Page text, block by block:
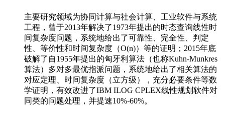
主要研究领域为协同计算与社会计算、工业软件与系统
工程，曾于2013年解决了1973年提出的时态查询线性时
间复杂度问题，系统地给出了可靠性、完全性、判定
性、等价性和时间复杂度（O(n)）等的证明；2015年底
破解了自1955年提出的匈牙利算法（也称Kuhn-Munkres
算法）多对多最优指派问题，系统地给出了相关算法的
对应定理、时间复杂度（立方级），充分必要条件等数
学证明，有效改进了IBM ILOG CPLEX线性规划软件对
同类的问题处理，并提速10%-60%。